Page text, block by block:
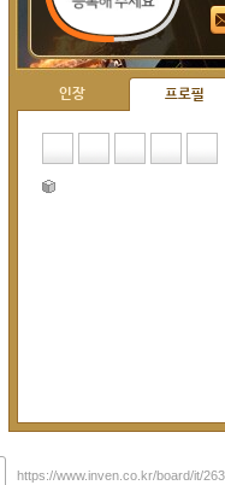
인장 프로필
https://www.inven.co.kr/board/it/